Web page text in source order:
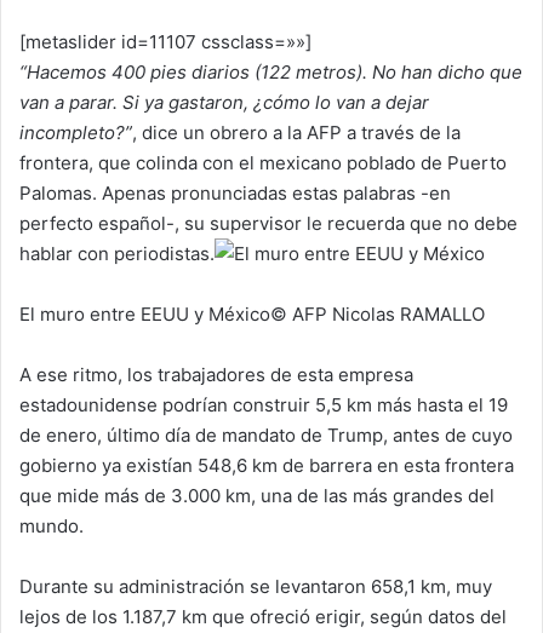
[metaslider id=11107 cssclass=»»]
“Hacemos 400 pies diarios (122 metros). No han dicho que
van a parar. Si ya gastaron, ¿cómo lo van a dejar
incompleto?”, dice un obrero a la AFP a través de la
frontera, que colinda con el mexicano poblado de Puerto
Palomas. Apenas pronunciadas estas palabras -en
perfecto español-, su supervisor le recuerda que no debe
hablar con periodistas.
El muro entre EEUU y México© AFP Nicolas RAMALLO
A ese ritmo, los trabajadores de esta empresa
estadounidense podrían construir 5,5 km más hasta el 19
de enero, último día de mandato de Trump, antes de cuyo
gobierno ya existían 548,6 km de barrera en esta frontera
que mide más de 3.000 km, una de las más grandes del
mundo.
Durante su administración se levantaron 658,1 km, muy
lejos de los 1.187,7 km que ofreció erigir, según datos del